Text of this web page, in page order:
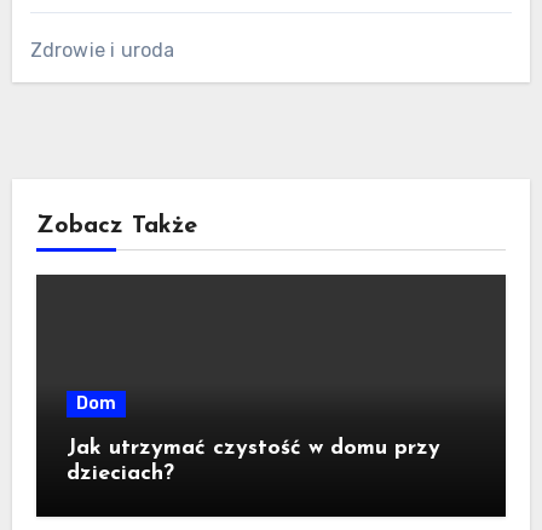
Zdrowie i uroda
Zobacz Także
Dom
Jak utrzymać czystość w domu przy
dzieciach?